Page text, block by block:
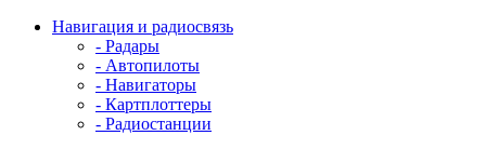
Навигация и радиосвязь
- Радары
- Автопилоты
- Навигаторы
- Картплоттеры
- Радиостанции